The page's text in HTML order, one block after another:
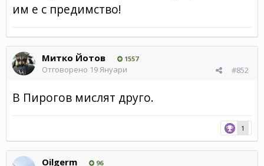
им е с предимство!
Митко Йотов 1557
#852
Отговорено 19 Януари
В Пирогов мислят друго.
1
Oilgerm 96